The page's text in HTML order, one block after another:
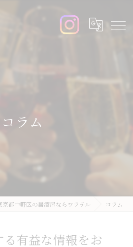
コラム
京都中野区の居酒屋ならワラテル コラム
有益な情報をお